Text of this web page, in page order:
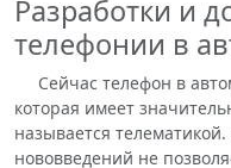
Разработки и
телефонии в
Сейчас телефон в
которая имеет
называется
нововведений не